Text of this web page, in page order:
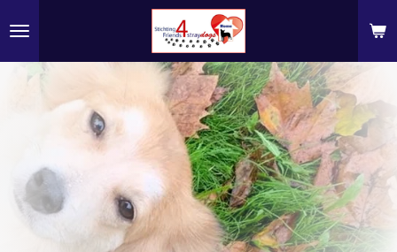
direct
naar
hoofdinhoud